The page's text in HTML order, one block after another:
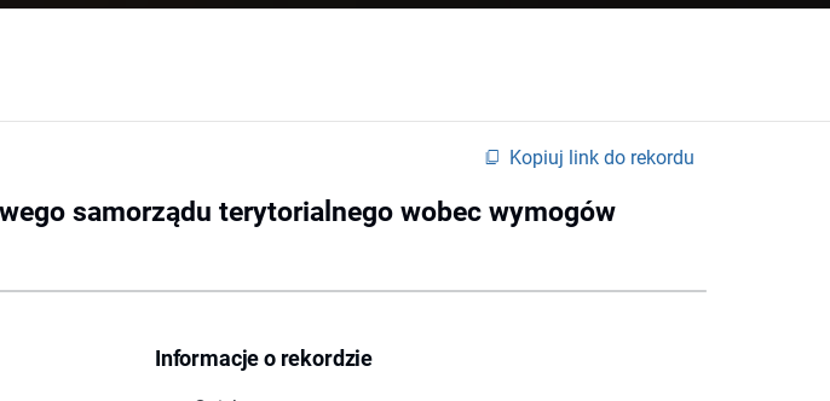
Kopiuj link do rekordu
samorządu terytorialnego wobec wymogów
Informacje o rekordzie